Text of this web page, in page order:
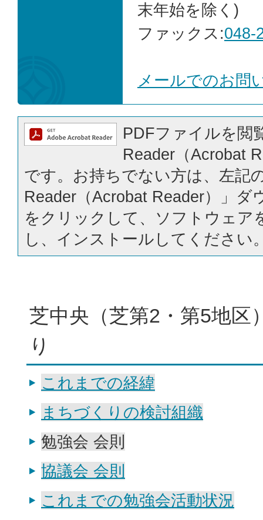
末年始を除く)
ファックス:048-
メールでのお問
PDFファイルを閲
Reader（Acrobat
です。お持ちでない方は、左記
Reader（Acrobat Reader）」ダ
をクリックして、ソフトウェア
し、インストールしてください
芝中央（芝第2・第5地区
り
これまでの経緯
まちづくりの検討組織
勉強会 会則
協議会 会則
これまでの勉強会活動状況